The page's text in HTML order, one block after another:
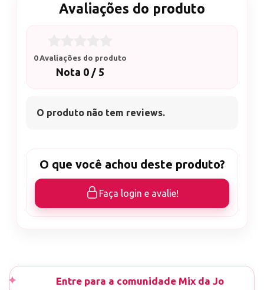
Avaliações do produto
0 Avaliações do produto
Nota 0 / 5
O produto não tem reviews.
O que você achou deste produto?
Faça login e avalie!